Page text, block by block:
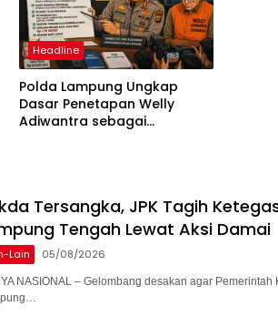
Headline
Polda Lampung Ungkap
Dasar Penetapan Welly
Adiwantra sebagai
Tersangka, JPK Tagih
Tengah Lewat Aksi Damai
Lain 05/08/2026
NASIONAL – Gelombang desakan agar